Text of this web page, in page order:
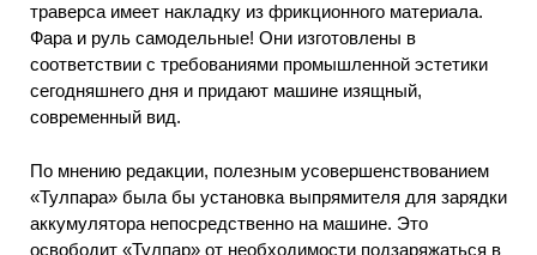
траверса имеет накладку из фрикционного материала.
Фара и руль самодельные! Они изготовлены в
соответствии с требованиями промышленной эстетики
сегодняшнего дня и придают машине изящный,
современный вид.
По мнению редакции, полезным усовершенствованием
«Тулпара» была бы установка выпрямителя для зарядки
аккумулятора непосредственно на машине. Это
освободит «Тулпар» от необходимости подзаряжаться в